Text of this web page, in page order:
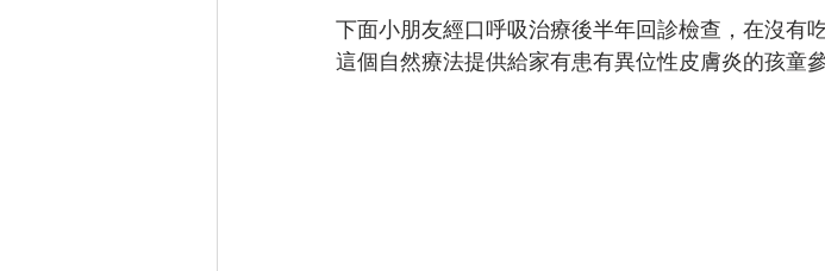
下面小朋友經口呼吸治療後半年回診檢查，在沒有
這個自然療法提供給家有患有異位性皮膚炎的孩童參